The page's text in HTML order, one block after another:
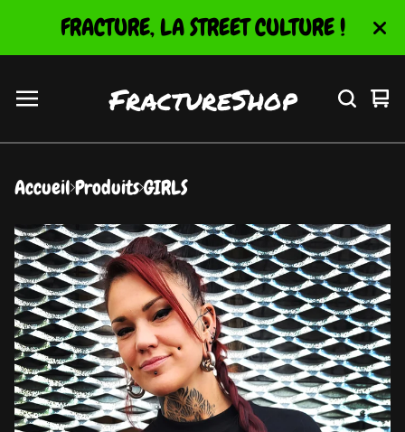
FRACTURE, LA STREET CULTURE !
FractureShop
le
0
Accueil ProduitsGIRLS